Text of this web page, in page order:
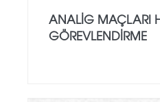
ANALİG MAÇLARI
GÖREVLENDİRME